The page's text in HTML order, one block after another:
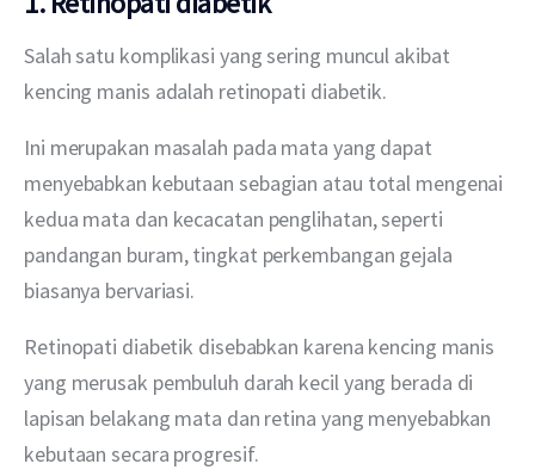
Salah satu komplikasi yang sering muncul akibat
kencing manis adalah retinopati diabetik.
Ini merupakan masalah pada mata yang dapat
menyebabkan kebutaan sebagian atau total mengenai
kedua mata dan kecacatan penglihatan, seperti
pandangan buram, tingkat perkembangan gejala
biasanya bervariasi.
Retinopati diabetik disebabkan karena kencing manis
yang merusak pembuluh darah kecil yang berada di
lapisan belakang mata dan retina yang menyebabkan
kebutaan secara progresif.